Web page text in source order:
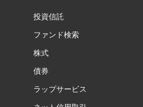
投資信託
ファンド検索
株式
債券
ラップサービス